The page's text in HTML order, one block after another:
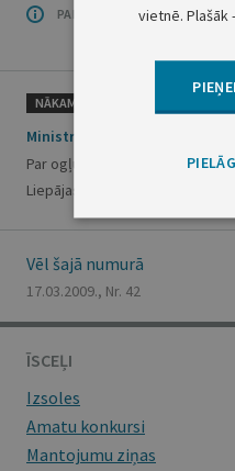
PAR OFICIĀLO IZDEVUMU
NĀKAMAIS
Ministru kabineta rīkojums
Par ogļūdeņražu izpētes un
Liepājas rajona Nīcas pagasta
Vēl šajā numurā
17.03.2009., Nr. 42
ĪSCEĻI
Izsoles
Amatu konkursi
Mantojumu ziņas
vietnē. Plašāk